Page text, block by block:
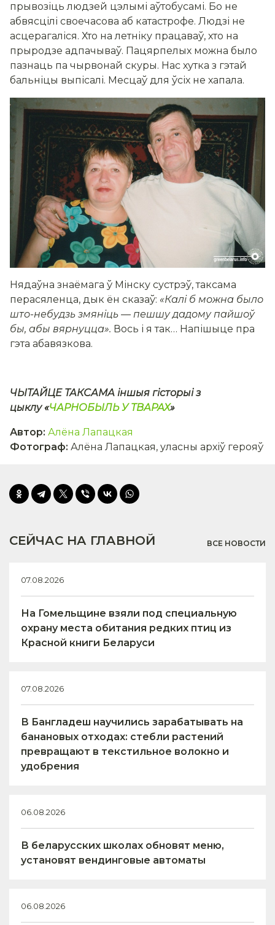
прывозіць людзей цэлымі аўтобусамі. Бо не
абвясцілі своечасова аб катастрофе. Людзі не
асцерагаліся. Хто на летніку працаваў, хто на
прыродзе адпачываў. Пацярпелых можна было
пазнаць па чырвонай скуры. Нас хутка з гэтай
бальніцы выпісалі. Месцаў для ўсіх не хапала.
Нядаўна знаёмага ў Мінску сустрэў, таксама
перасяленца, дык ён сказаў: «Калі б можна было
што-небудзь змяніць — пешшу дадому пайшоў
бы, абы вярнуцца». Вось і я так… Напішыце пра
гэта абавязкова.
ЧЫТАЙЦЕ ТАКСАМА іншыя гісторыі з
цыклу «ЧАРНОБЫЛЬ У ТВАРАХ»
Автор: Алёна Лапацкая
Фотограф: Алёна Лапацкая, уласны архіў герояў
СЕЙЧАС НА ГЛАВНОЙ ВСЕ НОВОСТИ
07.08.2026
На Гомельщине взяли под специальную
охрану места обитания редких птиц из
Красной книги Беларуси
07.08.2026
В Бангладеш научились зарабатывать на
банановых отходах: стебли растений
превращают в текстильное волокно и
удобрения
06.08.2026
В беларусских школах обновят меню,
установят вендинговые автоматы
06.08.2026